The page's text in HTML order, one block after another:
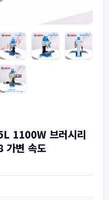
1100W 브러시리
가변 속도